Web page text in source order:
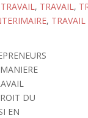
, TRAVAIL,
,
DU
EN